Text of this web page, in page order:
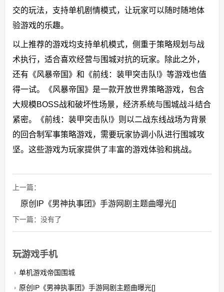
交的玩法，支持单机剧情模式，让玩家可以随时随地体
验游戏的乐趣。
以上推荐的游戏均支持单机模式，侧重于策略规划与战
术执行，适合喜欢经营与围城对抗的玩家。除此之外，
还有《风暴帝国》和《前线：装甲突击队!》等游戏也值
得一试。《风暴帝国》是一款开放世界策略游戏，包含
大规模BOSS战和破坏性场景，经济系统与围城战斗结合
紧密。《前线：装甲突击队!》则以二战东线战场为背景
的回合制军事策略游戏，需要玩家协调小队进行围城攻
坚。这些游戏为玩家提供了丰富的游戏体验和挑战。
上一篇：
原创IP《男神执事团》手游网剧主题曲曝光[]
下一篇：没有了
玩游戏手机
单机游戏帝国围城
原创IP《男神执事团》手游网剧主题曲曝光[]